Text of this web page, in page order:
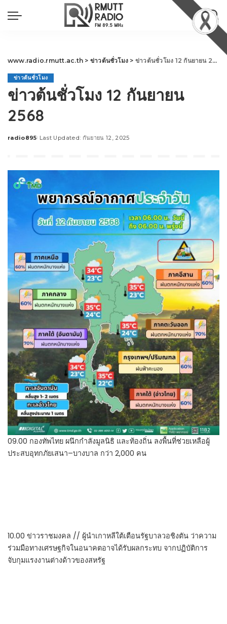
www.radio.rmutt.ac.th > ข่าวต้นชั่วโมง > ข่าวต้นชั่วโมง 12 กันยายน 2568
ข่าวต้นชั่วโมง
ข่าวต้นชั่วโมง 12 กันยายน
2568
Posted
radio895 Last Updated: กันยายน 12, 2025
09.00 กองทัพไทย ผนึกกำลังมูลนิธิ และท้องถิ่น ลงพื้นที่ช่วยเหลือผู้
ประสบอุทกภัยเสนา–บางบาล กว่า 2,000 คน
10.00 ข่าวราชมงคล // ผู้นำเกาหลีใต้เตือนรัฐบาลวอชิงตัน ว่าความ
ร่วมมือทางเศรษฐกิจในอนาคตอาจได้รับผลกระทบ จากปฏิบัติการ
จับกุมแรงงานต่างด้าวของสหรัฐ